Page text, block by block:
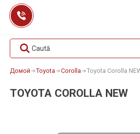
Перейти
содержанию
Caută
Домой Toyota Corolla Toyota Corolla
TOYOTA COROLLA NEW